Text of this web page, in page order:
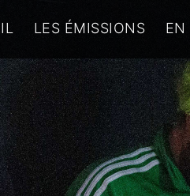
LES ÉMISSIONS EN